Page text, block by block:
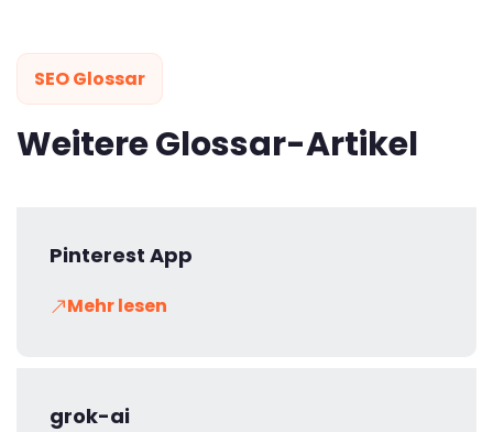
SEO Glossar
Weitere Glossar-Artikel
Pinterest App
Mehr lesen
grok-ai